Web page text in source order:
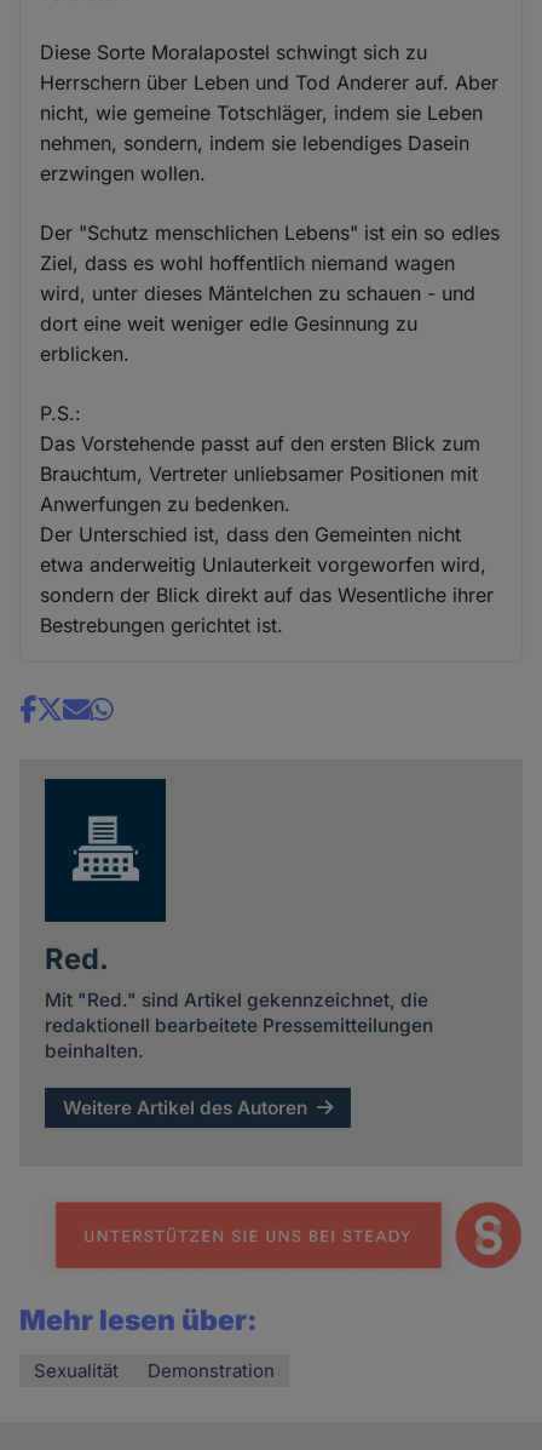
Diese Sorte Moralapostel schwingt sich zu
Herrschern über Leben und Tod Anderer auf. Aber
nicht, wie gemeine Totschläger, indem sie Leben
nehmen, sondern, indem sie lebendiges Dasein
erzwingen wollen.
Der "Schutz menschlichen Lebens" ist ein so edles
Ziel, dass es wohl hoffentlich niemand wagen
wird, unter dieses Mäntelchen zu schauen - und
dort eine weit weniger edle Gesinnung zu
erblicken.
P.S.:
Das Vorstehende passt auf den ersten Blick zum
Brauchtum, Vertreter unliebsamer Positionen mit
Anwerfungen zu bedenken.
Der Unterschied ist, dass den Gemeinten nicht
etwa anderweitig Unlauterkeit vorgeworfen wird,
sondern der Blick direkt auf das Wesentliche ihrer
Bestrebungen gerichtet ist.
Share
Red.
Mit "Red." sind Artikel gekennzeichnet, die
redaktionell bearbeitete Pressemitteilungen
beinhalten.
Weitere Artikel des Autoren
Mehr lesen über:
Sexualität Demonstration